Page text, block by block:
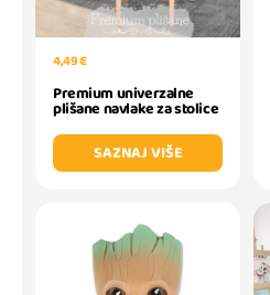
4,49 €
Premium univerzalne
plišane navlake za stolice
SAZNAJ VIŠE